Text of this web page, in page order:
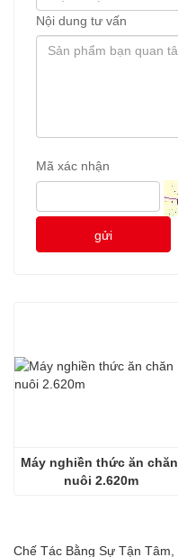
Nội dung tư vấn
Mã xác nhận
gửi
Máy nghiền thức ăn chăn
nuôi 2.620m